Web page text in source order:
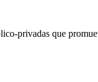
privadas que